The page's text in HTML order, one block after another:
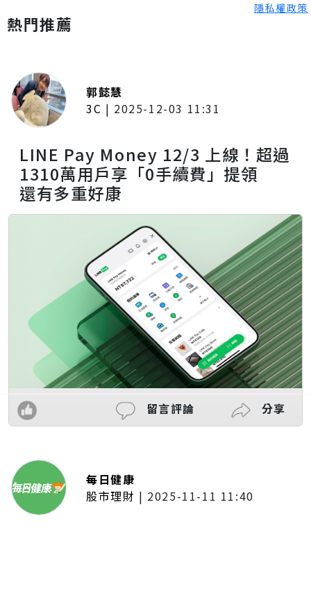
隱私權政策
熱門推薦
郭懿慧
3C | 2025-12-03 11:31
LINE Pay Money 12/3 上線！超過
1310萬用戶享「0手續費」提領
還有多重好康
留言評論 分享
每日健康
股市理財 | 2025-11-11 11:40